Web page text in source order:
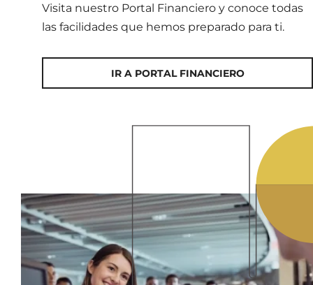
Visita nuestro Portal Financiero y conoce todas
las facilidades que hemos preparado para ti.
IR A PORTAL FINANCIERO